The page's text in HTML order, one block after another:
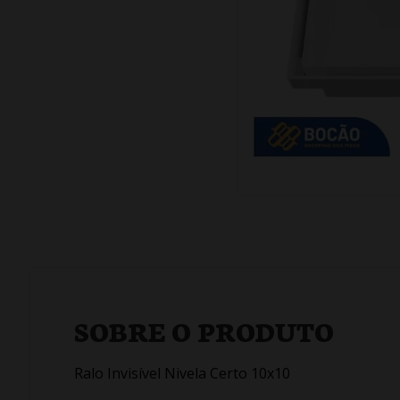
SOBRE O PRODUTO
Ralo Invisível Nivela Certo 10x10